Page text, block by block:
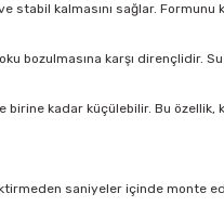
kalmasını sağlar. Formunu
bozulmasına karşı dirençlidir.
kadar küçülebilir. Bu özellik,
saniyeler içinde monte